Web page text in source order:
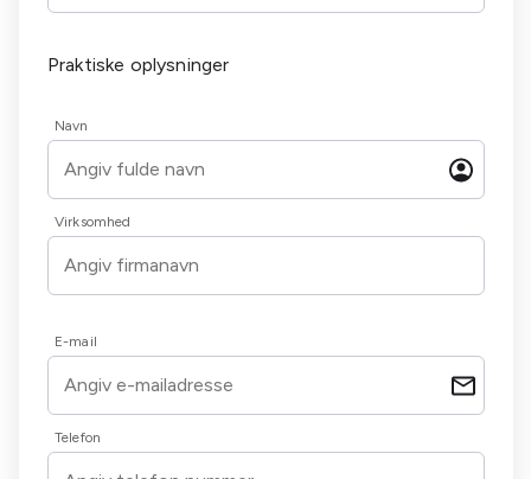
Praktiske oplysninger
Navn
Virksomhed
E-mail
Telefon